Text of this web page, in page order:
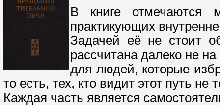
В книге отмечаются
практикующих
Задачей её не стоит
рассчитана далеко не
для людей, которые
то есть, тех, кто видит этот путь не
Каждая часть является